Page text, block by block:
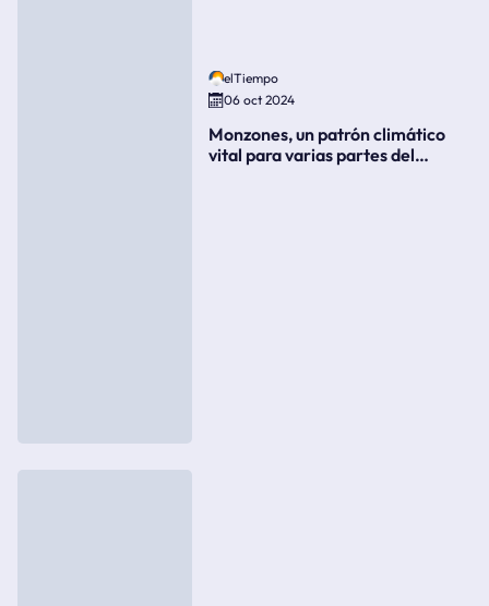
elTiempo
06 oct 2024
Monzones, un patrón climático
vital para varias partes del